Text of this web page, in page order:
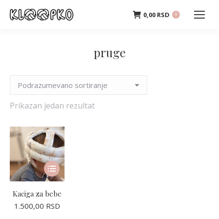
0,00 RSD 0
pruge
Prikazan jedan rezultat
Ovaj
proizvod
ima
više
Kaciga za bebe
1.500,00 RSD